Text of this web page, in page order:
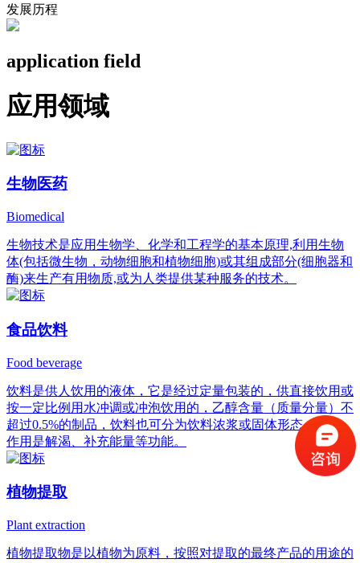
发展历程
application field
应用领域
生物医药
Biomedical
生物技术是应用生物学、化学和工程学的基本原理,利用生物
体(包括微生物，动物细胞和植物细胞)或其组成部分(细胞器和
酶)来生产有用物质,或为人类提供某种服务的技术。
食品饮料
Food beverage
饮料是供人饮用的液体，它是经过定量包装的，供直接饮用或
按一定比例用水冲调或冲泡饮用的，乙醇含量（质量分量）不
超过0.5%的制品，饮料也可分为饮料浓浆或固体形态，它的
作用是解渴、补充能量等功能。
植物提取
Plant extraction
植物提取物是以植物为原料，按照对提取的最终产品的用途的